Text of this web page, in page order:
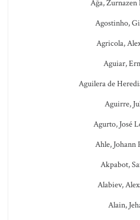
Ağa,
Agostinho,
Agricola,
Aguiar,
Aguilera de
Aguirre,
Agurto, José
Ahle, Johann
Akpabot,
Alabiev,
Alain,